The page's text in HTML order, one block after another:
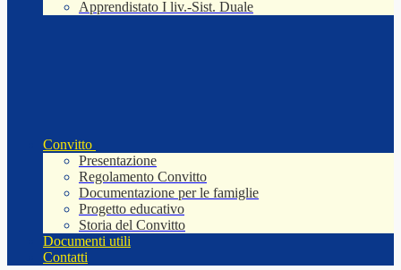
Apprendistato I liv.-Sist. Duale
Convitto
Presentazione
Regolamento Convitto
Documentazione per le famiglie
Progetto educativo
Storia del Convitto
Documenti utili
Contatti